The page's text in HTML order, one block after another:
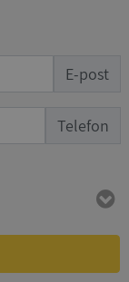
E-post
Telefon